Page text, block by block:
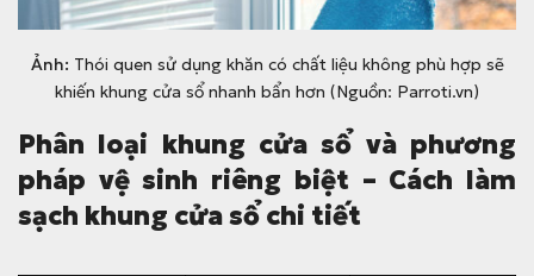
Ảnh: Thói quen sử dụng khăn có chất liệu không phù hợp sẽ
khiến khung cửa sổ nhanh bẩn hơn (Nguồn: Parroti.vn)
Phân loại khung cửa sổ và phương
pháp vệ sinh riêng biệt – Cách làm
sạch khung cửa sổ chi tiết